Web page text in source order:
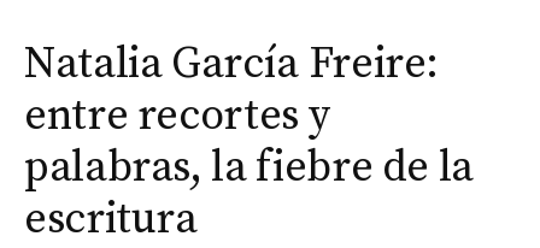
Natalia García Freire:
entre recortes y
palabras, la fiebre de la
escritura